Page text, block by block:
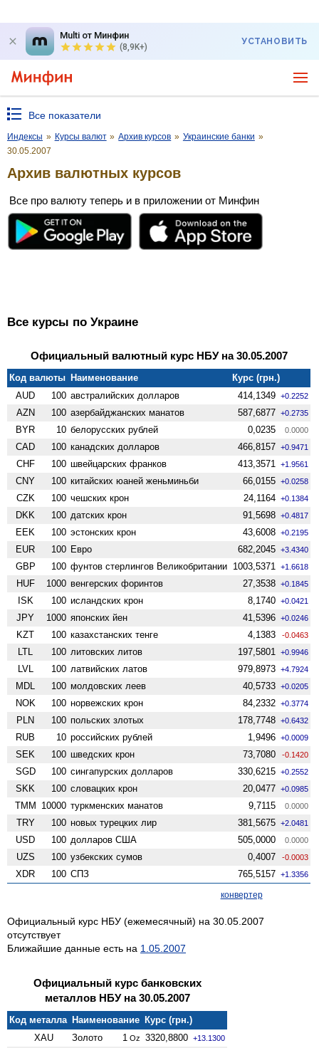
Multi от Минфин
(8,9K+)
УСТАНОВИТЬ
Все показатели
Индексы » Курсы валют » Архив курсов » Украинские банки »
30.05.2007
Архив валютных курсов
Все про валюту теперь и в приложении от Минфин
Все курсы по Украине
Официальный валютный курс НБУ на 30.05.2007
Код валюты Наименование
Курс (грн.)
AUD
100 австралийских долларов 414,1349 +0.2252
AZN 100 азербайджанских манатов 587,6877 +0.2735
BYR 10 белорусских рублей 0,0235 0.0000
CAD 100 канадских долларов 466,8157 +0.9471
CHF 100 швейцарских франков 413,3571 +1.9561
CNY 100 китайских юаней женьминьби 66,0155 +0.0258
CZK 100 чешских крон 24,1164 +0.1384
DKK 100 датских крон 91,5698 +0.4817
EEK 100 эстонских крон 43,6008 +0.2195
EUR 100 Евро 682,2045 +3.4340
GBP 100 фунтов стерлингов Велико­британии 1003,5371 +1.6618
HUF 1000 венгерских форинтов 27,3538 +0.1845
ISK 100 исландских крон 8,1740 +0.0421
JPY 1000 японских йен 41,5396 +0.0246
KZT 100 казахстанских тенге 4,1383 -0.0463
LTL 100 литовских литов 197,5801 +0.9946
LVL 100 латвийских латов 979,8973 +4.7924
MDL 100 молдовских леев 40,5733 +0.0205
NOK 100 норвежских крон 84,2332 +0.3774
PLN 100 польских злотых 178,7748 +0.6432
RUB 10 российских рублей 1,9496 +0.0009
SEK 100 шведских крон 73,7080 -0.1420
SGD 100 сингапурских долларов 330,6215 +0.2552
SKK 100 словацких крон 20,0477 +0.0985
TMM 10000 туркменских манатов 9,7115 0.0000
TRY 100 новых турецких лир 381,5675 +2.0481
USD 100 долларов США 505,0000 0.0000
UZS 100 узбекских сумов 0,4007 -0.0003
XDR 100 СПЗ 765,5157 +1.3356
конвертер
Официальный курс НБУ (ежемесячный) на 30.05.2007
отсутствует
Ближайшие данные есть на 1.05.2007
Официальный курс банковских
металлов НБУ на 30.05.2007
Код металла Наименование Курс (грн.)
XAU
Золото 1 Oz 3320,8800 +13.1300